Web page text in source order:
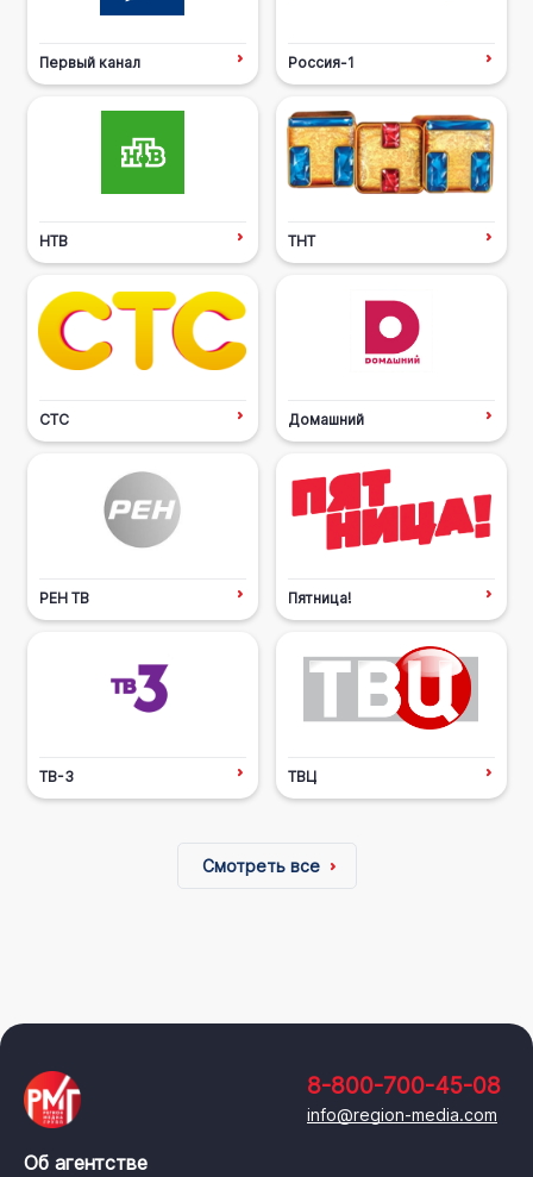
Первый канал Россия-1
НТВ ТНТ
СТС Домашний
РЕН ТВ Пятница!
ТВ-3 ТВЦ
Смотреть все
8-800-700-45-08
info@region-media.com
Об агентстве